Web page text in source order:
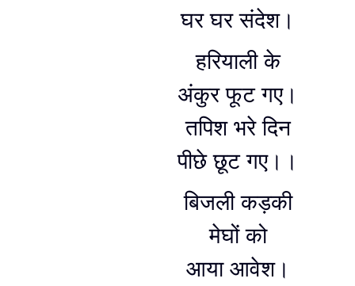
घर घर संदेश।
हरियाली के
अंकुर फूट गए।
तपिश भरे दिन
पीछे छूट गए।।
बिजली कड़की
मेघों को
आया आवेश।